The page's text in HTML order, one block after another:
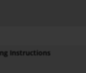
Instructions